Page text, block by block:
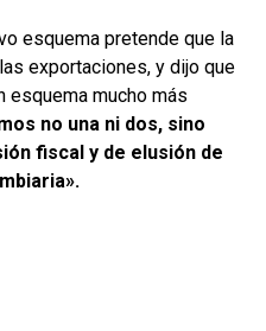
esquema pretende que la
exportaciones, y dijo que
esquema mucho más
no una ni dos, sino
fiscal y de elusión de